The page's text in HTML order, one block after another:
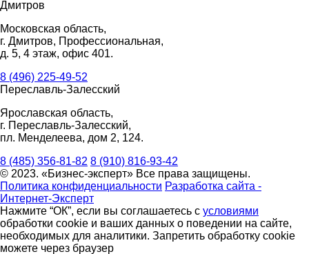
Дмитров
Московская область,
г. Дмитров, Профессиональная,
д. 5, 4 этаж, офис 401.
8 (496) 225-49-52
Переславль-Залесский
Ярославская область,
г. Переславль-Залесский,
пл. Менделеева, дом 2, 124.
8 (485) 356-81-82 8 (910) 816-93-42
© 2023. «Бизнес-эксперт» Все права защищены.
Политика конфиденциальности Разработка сайта -
Интернет-Эксперт
Нажмите “ОК”, если вы соглашаетесь с условиями
обработки cookie и ваших данных о поведении на сайте,
необходимых для аналитики. Запретить обработку cookie
можете через браузер